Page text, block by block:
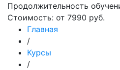
Продолжительность
Стоимость: от 7990 руб.
Главная
/
Курсы
/